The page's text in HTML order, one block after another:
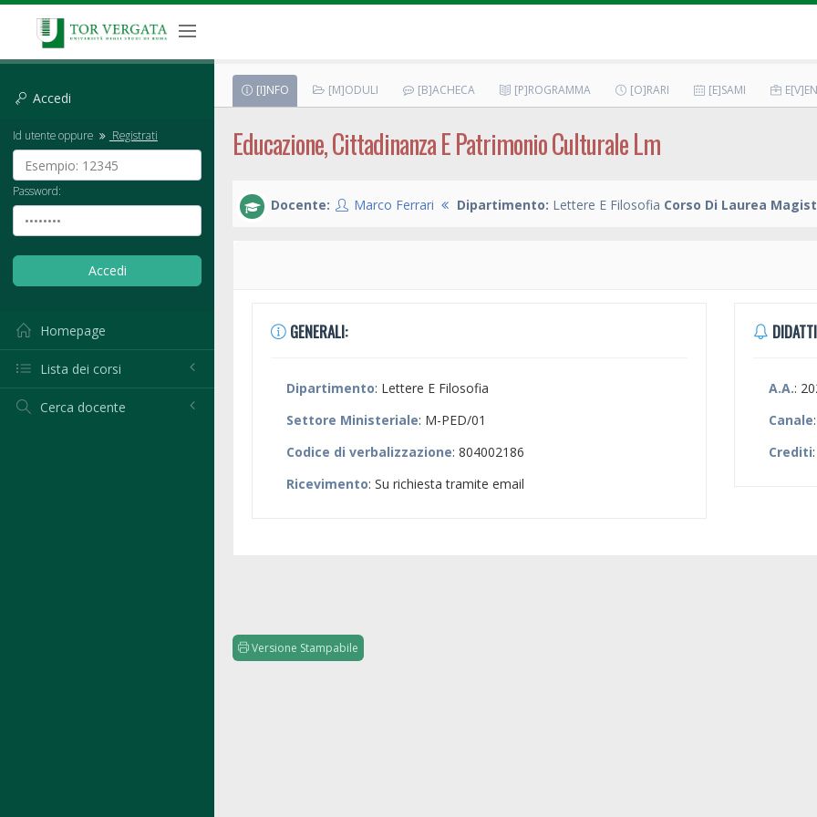
Accedi
Id utente oppure Registrati
Password:
Homepage
Lista dei corsi
Cerca docente
[I]NFO [M]ODULI [B]ACHECA [P]ROGRAMMA [O]RARI [E]SAMI
Educazione, Cittadinanza E Patrimonio Culturale Lm
Docente: Marco Ferrari Dipartimento: Lettere E Filosofia Corso Di Laurea
GENERALI:
Dipartimento: Lettere E Filosofia
Settore Ministeriale: M-PED/01
Codice di verbalizzazione: 804002186
Ricevimento: Su richiesta tramite email
A.A.:
Canale
Crediti
Versione Stampabile